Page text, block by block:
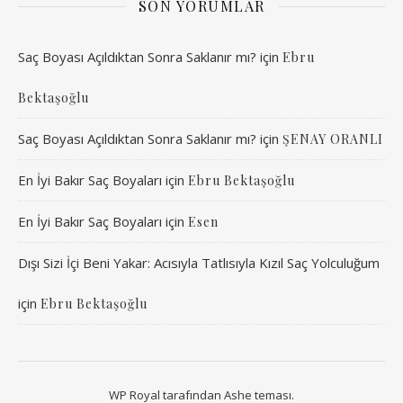
SON YORUMLAR
Saç Boyası Açıldıktan Sonra Saklanır mı? için Ebru
Bektaşoğlu
Saç Boyası Açıldıktan Sonra Saklanır mı? için ŞENAY ORANLI
En İyi Bakır Saç Boyaları için Ebru Bektaşoğlu
En İyi Bakır Saç Boyaları için Esen
Dışı Sizi İçi Beni Yakar: Acısıyla Tatlısıyla Kızıl Saç Yolculuğum
için Ebru Bektaşoğlu
WP Royal tarafından Ashe teması.